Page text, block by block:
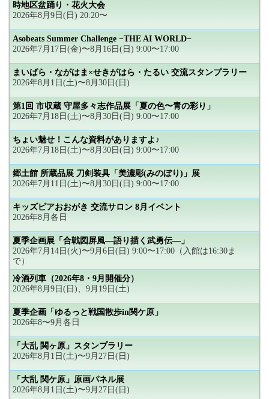
時地区盆踊り・花火大会
2026年8月9日(日) 20:20〜
Asobeats Summer Challenge −THE AI WORLD−
2026年7月17日(金)〜8月16日(日) 9:00〜17:00
まいばら・ながはま×せきがはら・たるい 交流スタンプラリー
2026年8月1日(土)〜8月30日(日)
第1回 市収蔵 守屋多々志作品展「夏の色〜青の彩り」
2026年7月18日(土)〜8月30日(日) 9:00〜17:00
ちょい魅せ！こんな資料がありますよ♪
2026年7月18日(土)〜8月30日(日) 9:00〜17:00
郷土館 所蔵品展 刀剣装具「美濃彫(みのぼり)」展
2026年7月11日(土)〜8月30日(日) 9:00〜17:00
キッズピアおおがき 交流サロン 8月イベント
2026年8月各日
夏季企画展「合戦図屏風―語り描く武勇伝―」
2026年7月14日(火)〜9月6日(日) 9:00〜17:00（入館は16:30ま
で）
冷酒列車（2026年8・9月開催分）
2026年8月9日(日)、9月19日(土)
夏季企画「ゆるっと戦国散歩in関ケ原」
2026年8〜9月各日
「大乱 関ヶ原」スタンプラリー
2026年8月1日(土)〜9月27日(日)
「大乱 関ケ原」原画パネル展
2026年8月1日(土)〜9月27日(日)